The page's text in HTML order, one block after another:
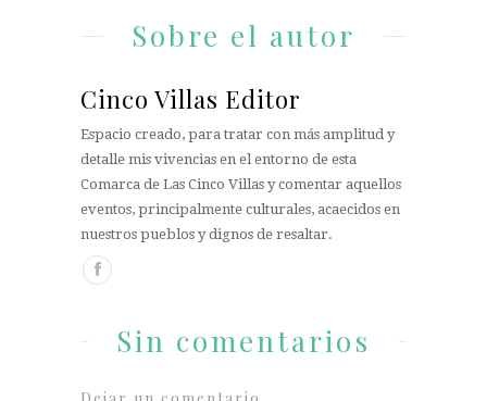
Sobre el autor
Cinco Villas Editor
Espacio creado, para tratar con más amplitud y
detalle mis vivencias en el entorno de esta
Comarca de Las Cinco Villas y comentar aquellos
eventos, principalmente culturales, acaecidos en
nuestros pueblos y dignos de resaltar.
Sin comentarios